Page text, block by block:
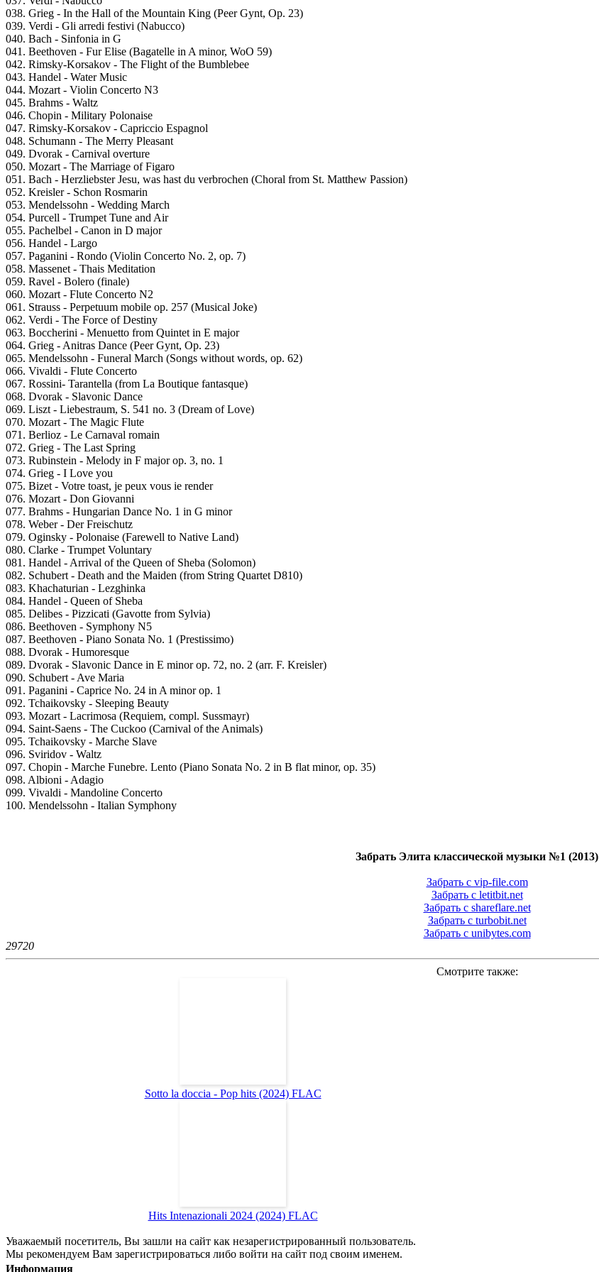
038. Grieg - In the Hall of the Mountain King (Peer Gynt, Op. 23)
039. Verdi - Gli arredi festivi (Nabucco)
040. Bach - Sinfonia in G
041. Beethoven - Fur Elise (Bagatelle in A minor, WoO 59)
042. Rimsky-Korsakov - The Flight of the Bumblebee
043. Handel - Water Music
044. Mozart - Violin Concerto N3
045. Brahms - Waltz
046. Chopin - Military Polonaise
047. Rimsky-Korsakov - Capriccio Espagnol
048. Schumann - The Merry Pleasant
049. Dvorak - Carnival overture
050. Mozart - The Marriage of Figaro
051. Bach - Herzliebster Jesu, was hast du verbrochen (Choral from St. Matthew Passion)
052. Kreisler - Schon Rosmarin
053. Mendelssohn - Wedding March
054. Purcell - Trumpet Tune and Air
055. Pachelbel - Canon in D major
056. Handel - Largo
057. Paganini - Rondo (Violin Concerto No. 2, op. 7)
058. Massenet - Thais Meditation
059. Ravel - Bolero (finale)
060. Mozart - Flute Concerto N2
061. Strauss - Perpetuum mobile op. 257 (Musical Joke)
062. Verdi - The Force of Destiny
063. Boccherini - Menuetto from Quintet in E major
064. Grieg - Anitras Dance (Peer Gynt, Op. 23)
065. Mendelssohn - Funeral March (Songs without words, op. 62)
066. Vivaldi - Flute Concerto
067. Rossini- Tarantella (from La Boutique fantasque)
068. Dvorak - Slavonic Dance
069. Liszt - Liebestraum, S. 541 no. 3 (Dream of Love)
070. Mozart - The Magic Flute
071. Berlioz - Le Carnaval romain
072. Grieg - The Last Spring
073. Rubinstein - Melody in F major op. 3, no. 1
074. Grieg - I Love you
075. Bizet - Votre toast, je peux vous ie render
076. Mozart - Don Giovanni
077. Brahms - Hungarian Dance No. 1 in G minor
078. Weber - Der Freischutz
079. Oginsky - Polonaise (Farewell to Native Land)
080. Clarke - Trumpet Voluntary
081. Handel - Arrival of the Queen of Sheba (Solomon)
082. Schubert - Death and the Maiden (from String Quartet D810)
083. Khachaturian - Lezghinka
084. Handel - Queen of Sheba
085. Delibes - Pizzicati (Gavotte from Sylvia)
086. Beethoven - Symphony N5
087. Beethoven - Piano Sonata No. 1 (Prestissimo)
088. Dvorak - Humoresque
089. Dvorak - Slavonic Dance in E minor op. 72, no. 2 (arr. F. Kreisler)
090. Schubert - Ave Maria
091. Paganini - Caprice No. 24 in A minor op. 1
092. Tchaikovsky - Sleeping Beauty
093. Mozart - Lacrimosa (Requiem, compl. Sussmayr)
094. Saint-Saens - The Cuckoo (Carnival of the Animals)
095. Tchaikovsky - Marche Slave
096. Sviridov - Waltz
097. Chopin - Marche Funebre. Lento (Piano Sonata No. 2 in B flat minor, op. 35)
098. Albioni - Adagio
099. Vivaldi - Mandoline Concerto
100. Mendelssohn - Italian Symphony
Забрать Элита классической музыки №1 (2013)
Забрать с vip-file.com
Забрать с letitbit.net
Забрать с shareflare.net
Забрать с turbobit.net
Забрать с unibytes.com
29720
Смотрите также:
Sotto la doccia - Pop hits (2024) FLAC
Hits Intenazionali 2024 (2024) FLAC
Уважаемый посетитель, Вы зашли на сайт как незарегистрированный пользователь.
Мы рекомендуем Вам зарегистрироваться либо войти на сайт под своим именем.
Информация